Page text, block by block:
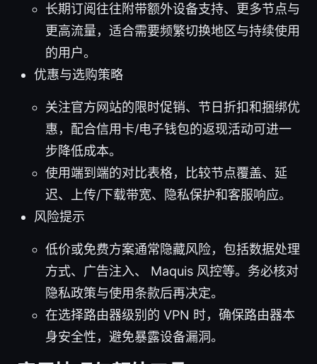
长期订阅往往附带额外设备支持、更多节点与
更高流量，适合需要频繁切换地区与持续使用
的用户。
优惠与选购策略
关注官方网站的限时促销、节日折扣和捆绑优
惠，配合信用卡/电子钱包的返现活动可进一
步降低成本。
使用端到端的对比表格，比较节点覆盖、延
迟、上传/下载带宽、隐私保护和客服响应。
风险提示
低价或免费方案通常隐藏风险，包括数据处理
方式、广告注入、 Maquis 风控等。务必核对
隐私政策与使用条款后再决定。
在选择路由器级别的 VPN 时，确保路由器本
身安全性，避免暴露设备漏洞。